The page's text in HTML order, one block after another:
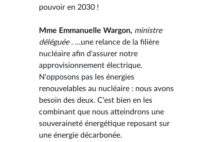
pouvoir en 2030 !
Mme Emmanuelle Wargon, ministre
déléguée . …une relance de la filière
nucléaire afin d'assurer notre
approvisionnement électrique.
N'opposons pas les énergies
renouvelables au nucléaire : nous avons
besoin des deux. C'est bien en les
combinant que nous atteindrons une
souveraineté énergétique reposant sur
une énergie décarbonée.